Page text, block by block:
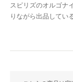
スピリズのオルゴナ
りながら出品してい